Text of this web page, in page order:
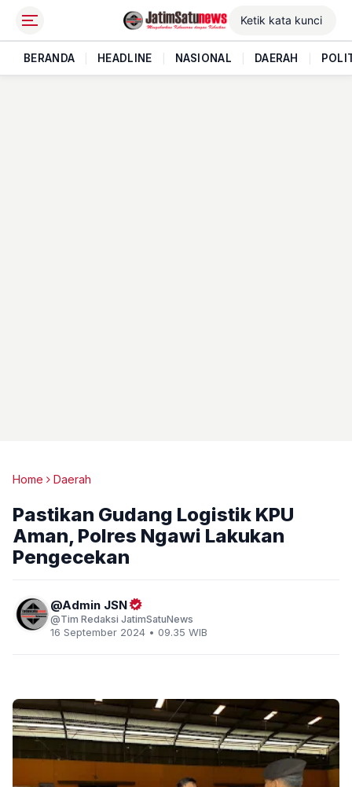
BERANDA HEADLINE NASIONAL DAERAH
Home Daerah
Pastikan Gudang Logistik KPU
Aman, Polres Ngawi Lakukan
Pengecekan
Admin JSN
Tim Redaksi JatimSatuNews
16 September 2024 • 09.35 WIB